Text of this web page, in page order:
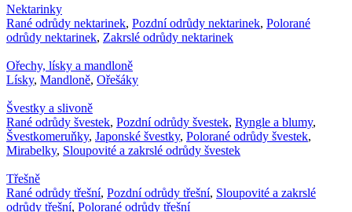
Nektarinky
Rané odrůdy nektarinek, Pozdní odrůdy nektarinek, Polorané
odrůdy nektarinek, Zakrslé odrůdy nektarinek
Ořechy, lísky a mandloně
Lísky, Mandloně, Ořešáky
Švestky a slivoně
Rané odrůdy švestek, Pozdní odrůdy švestek, Ryngle a blumy,
Švestkomeruňky, Japonské švestky, Polorané odrůdy švestek,
Mirabelky, Sloupovité a zakrslé odrůdy švestek
Třešně
Rané odrůdy třešní, Pozdní odrůdy třešní, Sloupovité a zakrslé
odrůdy třešní, Polorané odrůdy třešní